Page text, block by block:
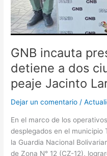
GNB incauta
detiene a dos
peaje Jacinto
Dejar un comentario /
En el marco de los
desplegados en el
la Guardia Nacional
de Zona N° 12 (CZ-12),
Jacinto
Lara